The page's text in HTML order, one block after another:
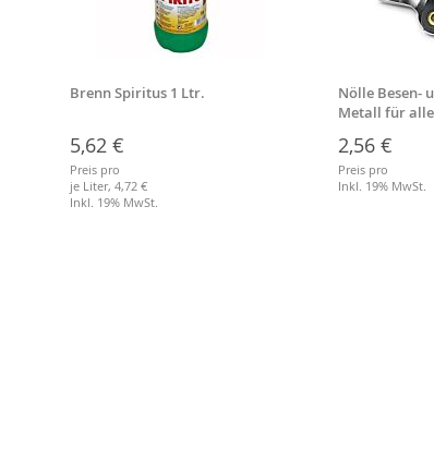
Brenn Spiritus 1 Ltr.
5,62 €
Preis pro
je Liter, 4,72 €
Inkl. 19% MwSt.
Nölle Besen-
Metall für
2,56 €
Preis pro
Inkl. 19% MwSt.